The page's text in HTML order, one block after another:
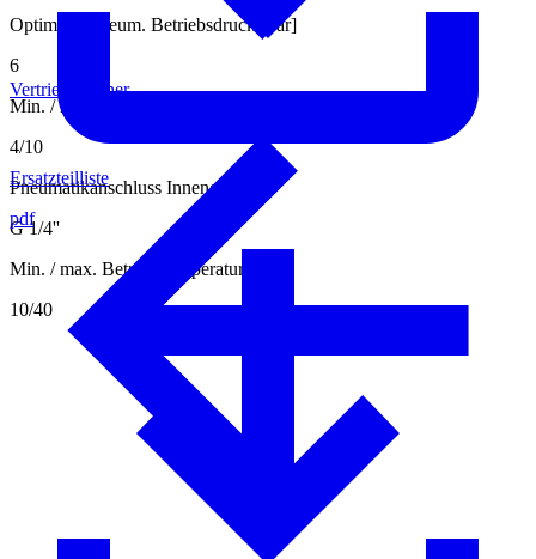
Optimaler pneum. Betriebsdruck [bar]
6
Min. / max. pneum. Betriebsdruck [bar]
4/10
Pneumatikanschluss Innengewinde
G 1/4''
Min. / max. Betriebstemperatur [°C]
10/40
Ersatzteilliste
pdf
Vertriebspartner